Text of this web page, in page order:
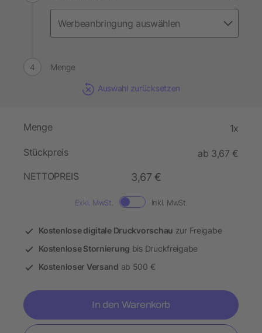
Menge
Auswahl zurücksetzen
Menge 1x
Stückpreis
ab 3,67 €
NETTOPREIS
3,67 €
Exkl. MwSt. Inkl. MwSt.
Kostenlose digitale Druckvorschau zur Freigabe
Kostenlose Stornierung bis Druckfreigabe
Kostenloser Versand ab 500 €
In den Warenkorb